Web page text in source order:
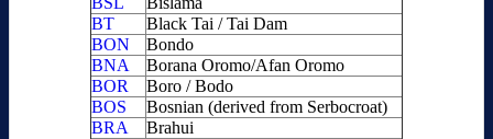
BT
Black Tai / Tai Dam
BON
Bondo
BNA
Borana Oromo/Afan Oromo
BOR
Boro / Bodo
BOS
Bosnian (derived from Serbocroat)
BRA
Brahui